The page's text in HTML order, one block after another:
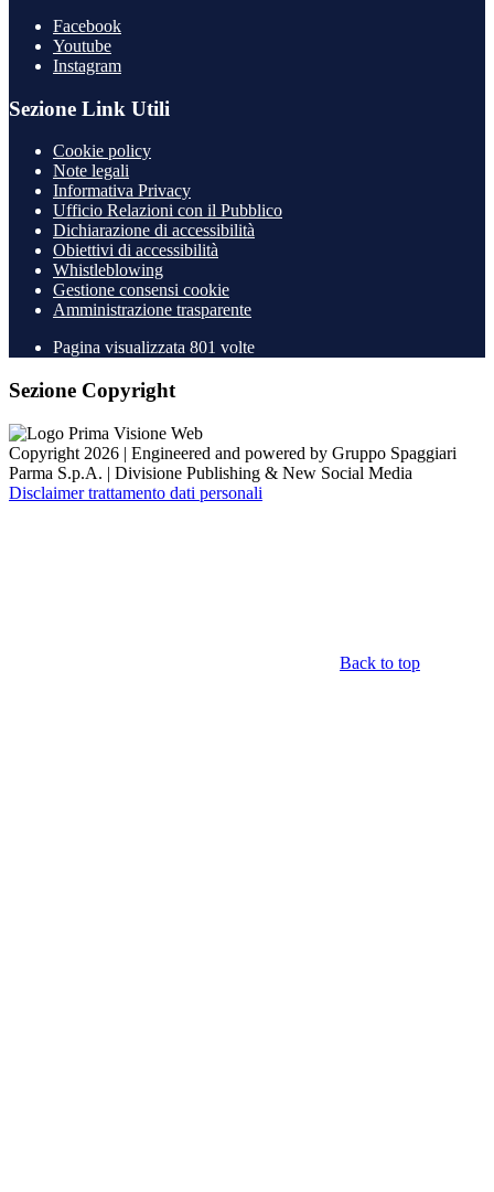
Facebook
Youtube
Instagram
Sezione Link Utili
Cookie policy
Note legali
Informativa Privacy
Ufficio Relazioni con il Pubblico
Dichiarazione di accessibilità
Obiettivi di accessibilità
Whistleblowing
Gestione consensi cookie
Amministrazione trasparente
Pagina visualizzata 801 volte
Sezione Copyright
Copyright 2026 | Engineered and powered by Gruppo Spaggiari
Parma S.p.A. | Divisione Publishing & New Social Media
Disclaimer trattamento dati personali
Back to top